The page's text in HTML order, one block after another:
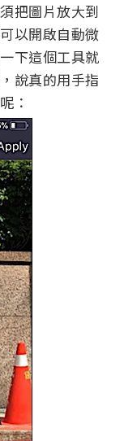
把圖片放大到
以開啟自動微
下這個工具就
說真的用手指
：